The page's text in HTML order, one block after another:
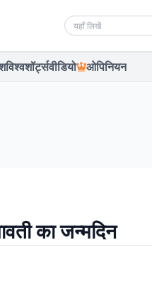
Search news
विश्वशॉर्ट्सवीडियो ओपिनियन
का जन्मदिन